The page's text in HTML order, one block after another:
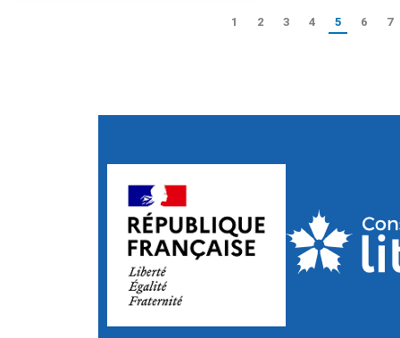
1 2 3 4 5 6 7